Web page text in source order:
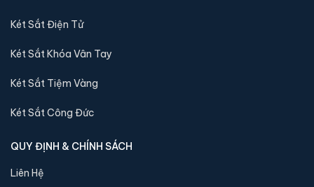
Khám phá thêm các mẫu thuộc dòng
so sánh kích thước, công nghệ khoá và mức giá trước khi đặt
hàng.
Két Sắt Điện Tử
Két Sắt Khóa Vân Tay
Két Sắt Tiệm Vàng
Két Sắt Công Đức
QUY ĐỊNH & CHÍNH SÁCH
Liên Hệ